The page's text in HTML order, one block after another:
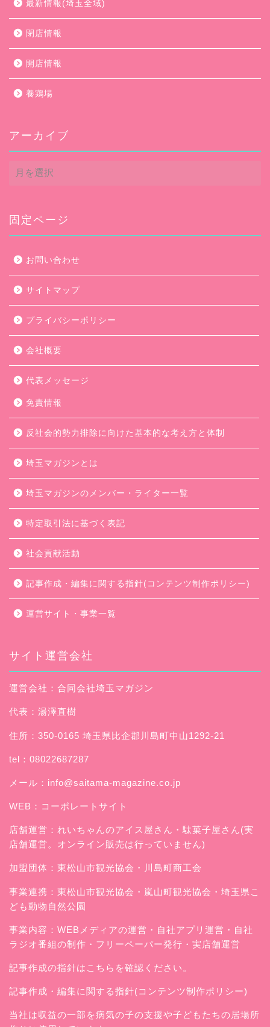
最新情報(埼玉全域)
閉店情報
開店情報
養鶏場
アーカイブ
ア
ー
ブ
固定ページ
お問い合わせ
サイトマップ
プライバシーポリシー
会社概要
代表メッセージ
免責情報
反社会的勢力排除に向けた基本的な考え方と体制
埼玉マガジンとは
埼玉マガジンのメンバー・ライター一覧
特定取引法に基づく表記
社会貢献活動
記事作成・編集に関する指針(コンテンツ制作ポリシー)
運営サイト・事業一覧
サイト運営会社
運営会社：合同会社埼玉マガジン
代表：湯澤直樹
住所：350-0165 埼玉県比企郡川島町中山1292-21
tel：08022687287
メール： info@saitama-magazine.co.jp
WEB： コーポレートサイト
店舗運営： れいちゃんのアイス屋さん ・駄菓子屋さん(実
店舗運営。オンライン販売は行っていません)
加盟団体：東松山市観光協会・川島町商工会
事業連携：東松山市観光協会・嵐山町観光協会・埼玉県こ
ども動物自然公園
事業内容：WEBメディアの運営・自社アプリ運営・自社
ラジオ番組の制作・フリーペーパー発行・実店舗運営
記事作成の指針はこちらを確認ください。
記事作成・編集に関する指針(コンテンツ制作ポリシー)
当社は収益の一部を病気の子の支援や子どもたちの居場所